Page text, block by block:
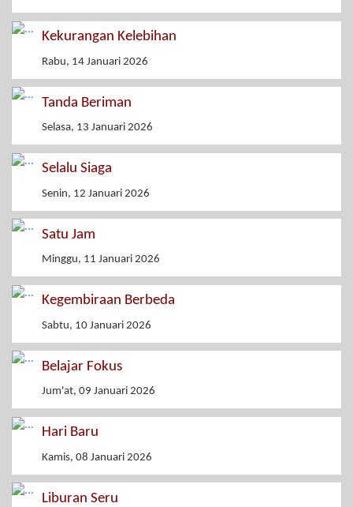
Kekurangan Kelebihan
Rabu, 14 Januari 2026
Tanda Beriman
Selasa, 13 Januari 2026
Selalu Siaga
Senin, 12 Januari 2026
Satu Jam
Minggu, 11 Januari 2026
Kegembiraan Berbeda
Sabtu, 10 Januari 2026
Belajar Fokus
Jum'at, 09 Januari 2026
Hari Baru
Kamis, 08 Januari 2026
Liburan Seru